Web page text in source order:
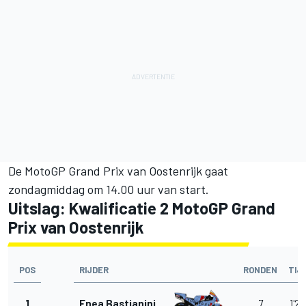
De MotoGP Grand Prix van Oostenrijk gaat
zondagmiddag om 14.00 uur van start.
Uitslag: Kwalificatie 2 MotoGP Grand
Prix van Oostenrijk
POS RIJDER RONDEN
1 Enea Bastianini 7